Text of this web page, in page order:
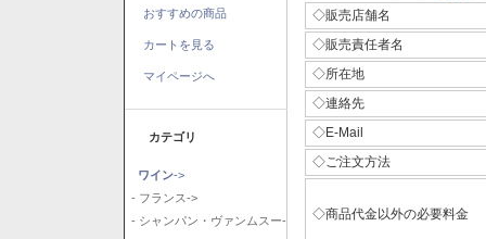
おすすめの商品
カートを見る
マイページへ
カテゴリ
ワイン->
- フランス->
- シャンパン・ヴァンムスー-
◇販売店舗名
◇販売責任者名
◇所在地
◇連絡先
◇E-Mail
◇ご注文方法
◇商品代金以外の必要料金